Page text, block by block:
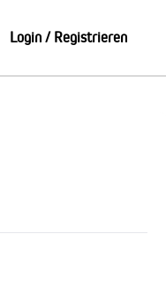
Login / Registrieren